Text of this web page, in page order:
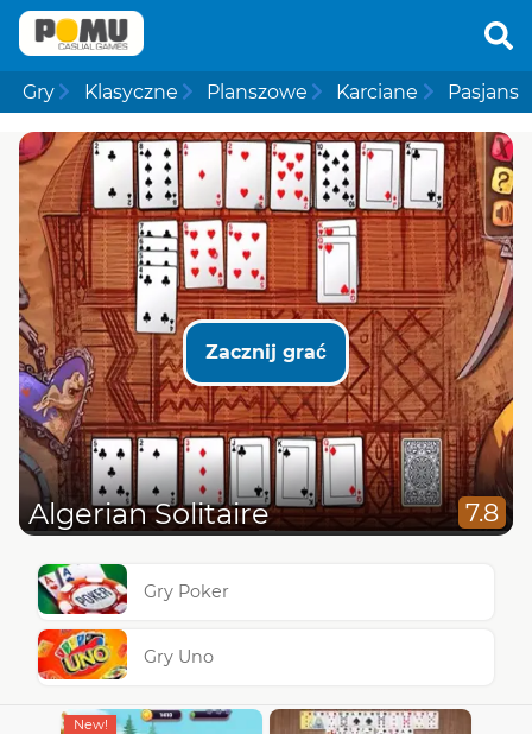
Gry Klasyczne Planszowe Karciane Pasjans
Zacznij grać
Algerian Solitaire 7.8
Gry Poker
Gry Uno